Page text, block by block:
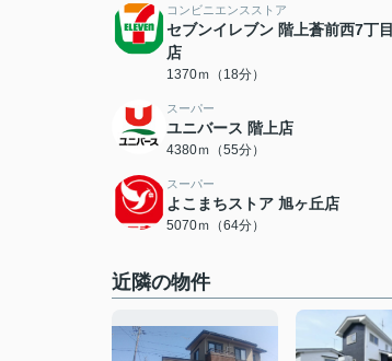
コンビニエンスストア
セブンイレブン 階上蒼前西7丁目
店
1370ｍ（18分）
スーパー
ユニバース 階上店
4380ｍ（55分）
スーパー
よこまちストア 旭ヶ丘店
5070ｍ（64分）
近隣の物件